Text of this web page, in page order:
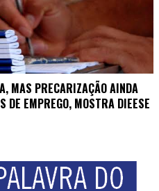
MAS PRECARIZAÇÃO AINDA
DE EMPREGO, MOSTRA DIEESE